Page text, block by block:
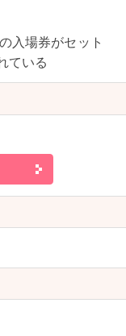
入場券がセット
ている